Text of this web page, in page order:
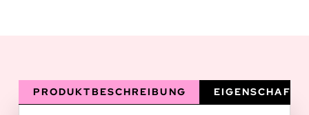
PRODUKTBESCHREIBUNG